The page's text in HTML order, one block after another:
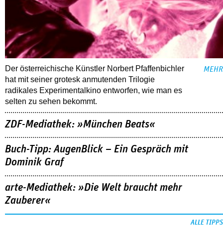
Der österreichische Künstler Norbert Pfaffenbichler
hat mit seiner grotesk anmutenden Trilogie
radikales Experimentalkino entworfen, wie man es
selten zu sehen bekommt.
MEHR
ZDF-Mediathek: »München Beats«
Buch-Tipp: AugenBlick – Ein Gespräch mit
Dominik Graf
arte-Mediathek: »Die Welt braucht mehr
Zauberer«
ALLE TIPPS